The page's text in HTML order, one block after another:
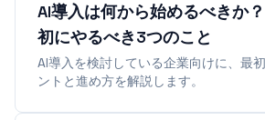
AI導入は何から始めるべきか
初にやるべき3つのこと
AI導入を検討している企業向けに、最
ントと進め方を解説します。